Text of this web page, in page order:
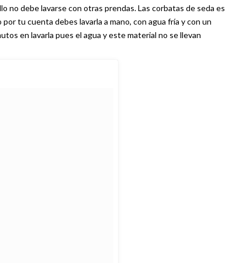
no debe lavarse con otras prendas. Las corbatas de seda es
tu cuenta debes lavarla a mano, con agua fría y con un
en lavarla pues el agua y este material no se llevan